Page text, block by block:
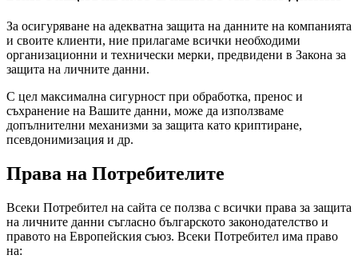
За осигуряване на адекватна защита на данните на компанията
и своите клиенти, ние прилагаме всички необходими
организационни и технически мерки, предвидени в Закона за
защита на личните данни.
С цел максимална сигурност при обработка, пренос и
съхранение на Вашите данни, може да използваме
допълнителни механизми за защита като криптиране,
псевдонимизация и др.
Права на Потребителите
Всеки Потребител на сайта се ползва с всички права за защита
на личните данни съгласно българското законодателство и
правото на Европейския съюз. Всеки Потребител има право
на: